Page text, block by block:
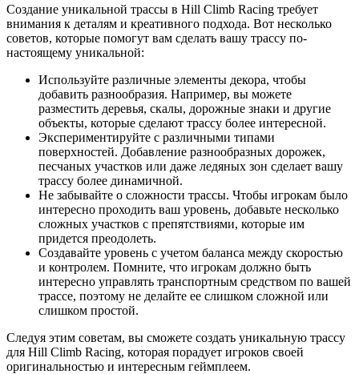
Создание уникальной трассы в Hill Climb Racing требует
внимания к деталям и креативного подхода. Вот несколько
советов, которые помогут вам сделать вашу трассу по-
настоящему уникальной:
Используйте различные элементы декора, чтобы
добавить разнообразия. Например, вы можете
разместить деревья, скалы, дорожные знаки и другие
объекты, которые сделают трассу более интересной.
Экспериментируйте с различными типами
поверхностей. Добавление разнообразных дорожек,
песчаных участков или даже ледяных зон сделает вашу
трассу более динамичной.
Не забывайте о сложности трассы. Чтобы игрокам было
интересно проходить ваш уровень, добавьте несколько
сложных участков с препятствиями, которые им
придется преодолеть.
Создавайте уровень с учетом баланса между скоростью
и контролем. Помните, что игрокам должно быть
интересно управлять транспортным средством по вашей
трассе, поэтому не делайте ее слишком сложной или
слишком простой.
Следуя этим советам, вы сможете создать уникальную трассу
для Hill Climb Racing, которая порадует игроков своей
оригинальностью и интересным геймплеем.